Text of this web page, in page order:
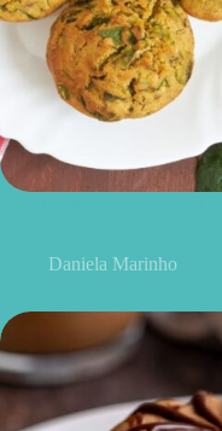
Daniela Marinho